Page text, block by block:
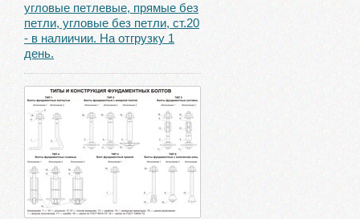
угловые петлевые, прямые без
петли, угловые без петли, ст.20
- в налиичии. На отгрузку 1
день.